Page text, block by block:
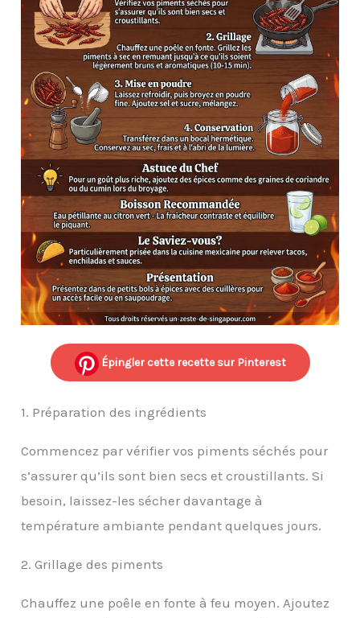
Épingler cette recette sur Pinterest
1. Préparation des ingrédients
Commencez par vérifier vos piments séchés pour
s’assurer qu’ils sont bien secs et croustillants. Si
besoin, laissez-les sécher davantage à
température ambiante pendant quelques jours.
2. Grillage des piments
Chauffez une poêle en fonte à feu moyen. Ajoutez